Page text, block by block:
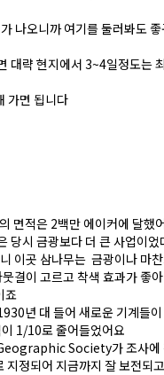
나오니까 여기를 둘러봐도 좋
대략 현지에서 3~4일정도는
가면 됩니다
면적은 2백만 에이커에 달했
당시 금광보다 더 큰 사업이었
이곳 삼나무는 금광이나 마
결이 고르고 착색 효과가 좋
죠
년 대 들어 새로운 기계들
1/10로 줄어들었어요
Society가 조사에
정되어 지금까지 잘 보전되